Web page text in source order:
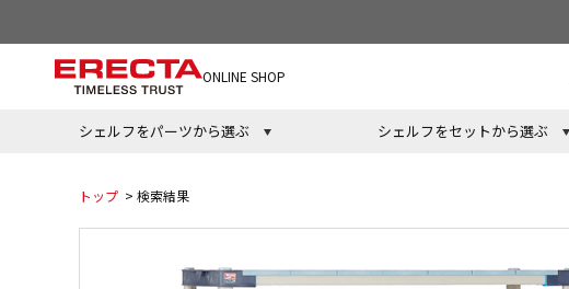
ONLINE SHOP
シェルフをパーツから選ぶ シェルフをセットから選ぶ
トップ > 検索結果